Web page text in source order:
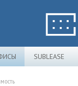
SUBLEASE